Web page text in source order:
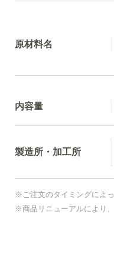
原材料名
内容量
製造所・加工所
※ご注文のタイミングによ
※商品リニューアルにより